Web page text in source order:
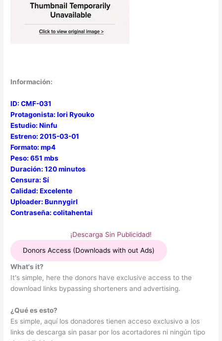
Información:
ID: CMF-031
Protagonista: Iori Ryouko
Estudio: Ninfu
Estreno: 2015-03-01
Formato: mp4
Peso: 651 mbs
Duración: 120 minutos
Censura: Sí
Calidad: Excelente
Uploader: Bunnygirl
Contraseña: colitahentai
¡Descarga Sin Publicidad!
Donors Access (Downloads with out Ads)
What's it?
It's simple, here the donors have exclusive access to the
download links bypassing shorteners and advertising.
¿Qué es esto?
Es simple, aquí los donadores tienen acceso exclusivo a los
links de descarga sin pasar por los acortadores ni ningún tipo